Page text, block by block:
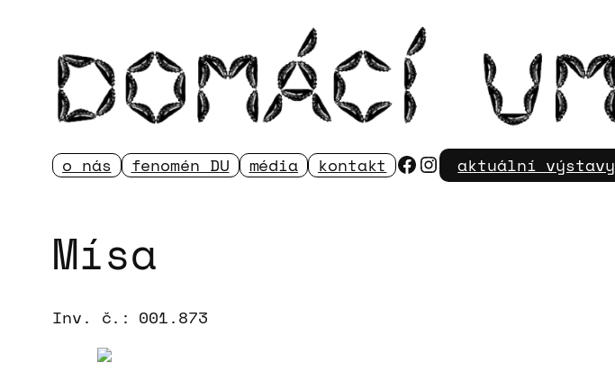
o nás fenomén DU média kontakt Facebook
Instagram
aktuální výstavy
Mísa
Inv. č.: 001.873